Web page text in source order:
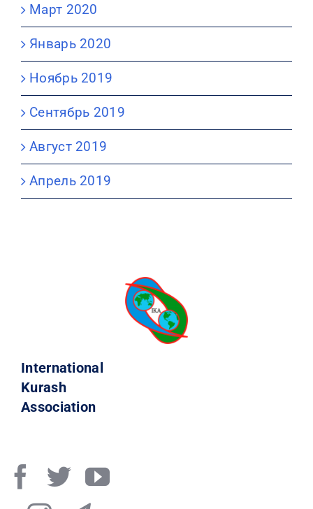
Март 2020
Январь 2020
Ноябрь 2019
Сентябрь 2019
Август 2019
Апрель 2019
International
Kurash
Association